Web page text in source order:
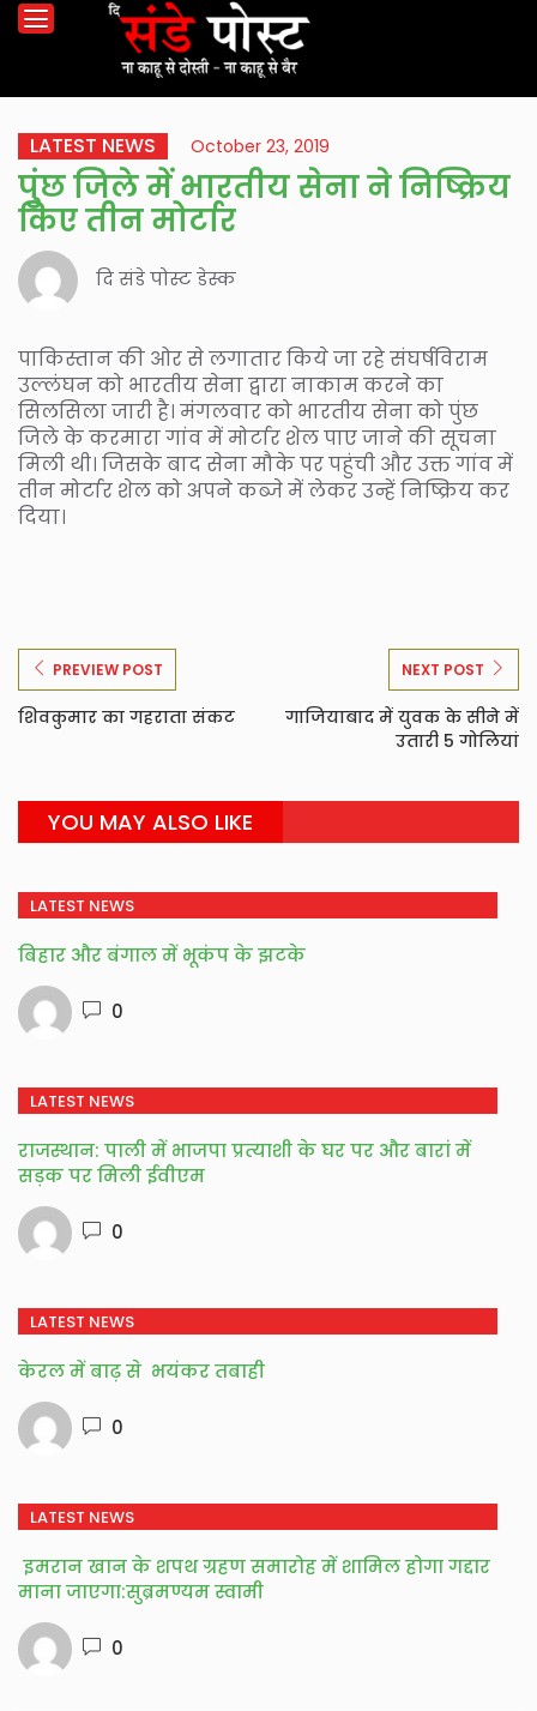
LATEST NEWS October 23, 2019
पुंछ जिले में भारतीय सेना ने निष्क्रिय
किए तीन मोर्टार
दि संडे पोस्ट डेस्क
पाकिस्तान की ओर से लगातार किये जा रहे संघर्षविराम
उल्लंघन को भारतीय सेना द्वारा नाकाम करने का
सिलसिला जारी है। मंगलवार को भारतीय सेना को पुंछ
जिले के करमारा गांव में मोर्टार शेल पाए जाने की सूचना
मिली थी। जिसके बाद सेना मौके पर पहुंची और उक्त गांव में
तीन मोर्टार शेल को अपने कब्जे में लेकर उन्हें निष्क्रिय कर
दिया।
PREVIEW POST
शिवकुमार का गहराता संकट
NEXT POST
गाजियाबाद में युवक के सीने में
उतारी 5 गोलियां
YOU MAY ALSO LIKE
LATEST NEWS
बिहार और बंगाल में भूकंप के झटके
0
LATEST NEWS
राजस्थान: पाली में भाजपा प्रत्याशी के घर पर और बारां में
सड़क पर मिली ईवीएम
0
LATEST NEWS
केरल में बाढ़ से भयंकर तबाही
0
LATEST NEWS
इमरान खान के शपथ ग्रहण समारोह में शामिल होगा गद्दार
माना जाएगा:सुब्रमण्यम स्वामी
0